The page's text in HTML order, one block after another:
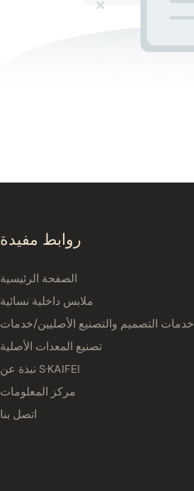
روابط مفيدة
الصفحة الرئيسية
ملابس داخلية نسائية
خدمات التصميم والتصنيع الأصليين/خدمات
تصنيع المعدات الأصلية
نبذة عن S·KAIFEI
مركز المعلومات
اتصل بنا